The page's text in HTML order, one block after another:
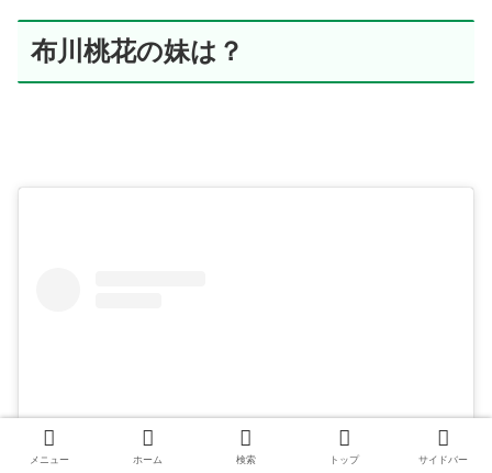
布川桃花の妹は？
メニュー ホーム 検索 トップ サイドバー